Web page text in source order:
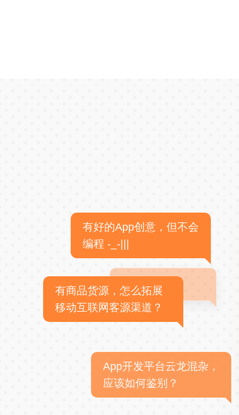
有好的App创意，但不会
编程 -_-|||
有商品货源，怎么拓展
移动互联网客源渠道？
App开发平台云龙混杂，
应该如何鉴别？